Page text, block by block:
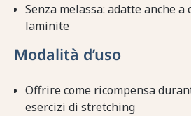
Senza melassa: adatte anche
laminite
Modalità d’uso
Offrire come ricompensa
esercizi di stretching